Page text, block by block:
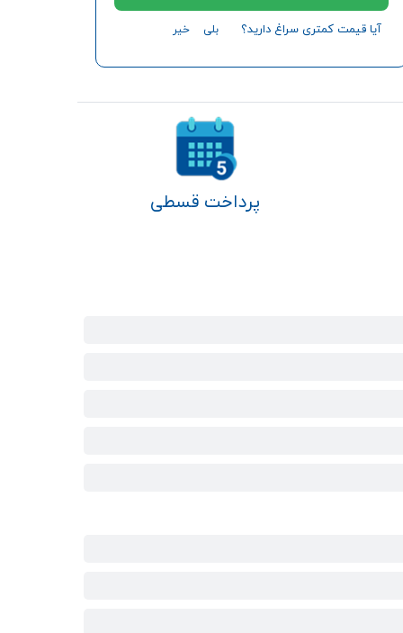
آیا قیمت کمتری سراغ دارید؟ بلی خیر
پرداخت قسطی